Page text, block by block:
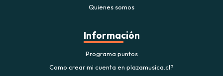
Quienes somos
Información
Programa puntos
Como crear mi cuenta en plazamusica.cl?